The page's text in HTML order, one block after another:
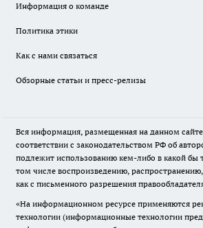
Информация о команде
Политика этики
Как с нами связаться
Обзорные статьи и пресс-релизы
Вся информация, размещенная на данном
соответствии с законодательством РФ об
подлежит использованию кем-либо в какой бы
том числе воспроизведению,
как с письменного разрешения
«На информационном ресурсе применяются
технологии (информационные технологии